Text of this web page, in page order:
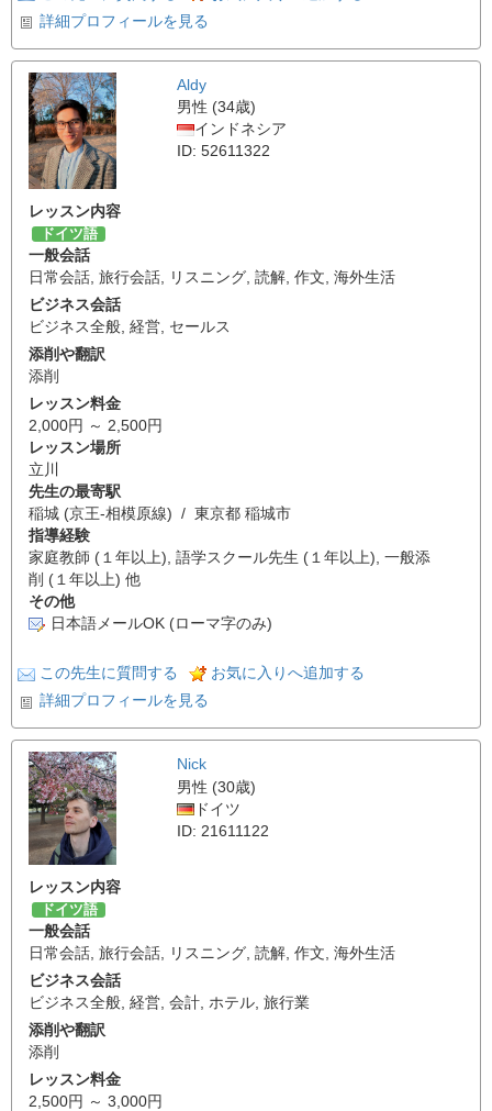
詳細プロフィールを見る
Aldy
男性 (34歳)
インドネシア
ID: 52611322
レッスン内容
ドイツ語
一般会話
日常会話, 旅行会話, リスニング, 読解, 作文, 海外生活
ビジネス会話
ビジネス全般, 経営, セールス
添削や翻訳
添削
レッスン料金
2,000円 ～ 2,500円
レッスン場所
立川
先生の最寄駅
稲城 (京王-相模原線) / 東京都 稲城市
指導経験
家庭教師 (１年以上), 語学スクール先生 (１年以上), 一般添
削 (１年以上) 他
その他
日本語メールOK (ローマ字のみ)
この先生に質問する
お気に入りへ追加する
詳細プロフィールを見る
Nick
男性 (30歳)
ドイツ
ID: 21611122
レッスン内容
ドイツ語
一般会話
日常会話 旅行会話 リスニング 読解 作文 海外生活
ビジネス会話
ビジネス全般 経営 会計 ホテル 旅行業
添削や翻訳
添削
レッスン料金
2,500円 ～ 3,000円